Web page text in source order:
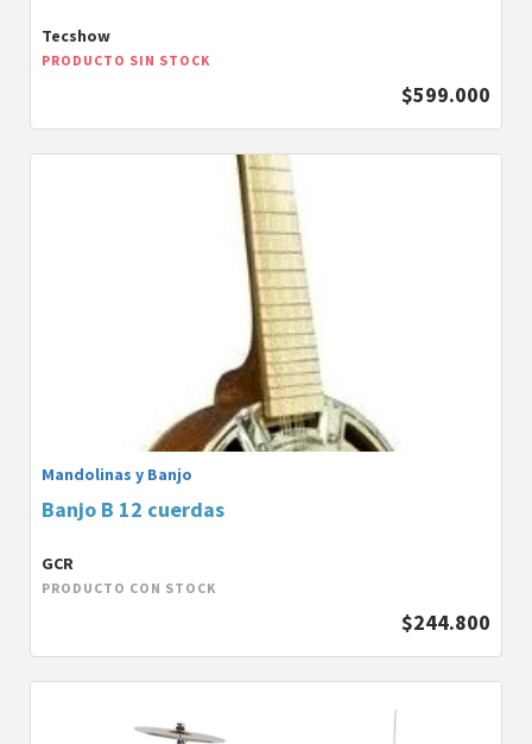
Tecshow
PRODUCTO SIN STOCK
$599.000
Mandolinas y Banjo
Banjo B 12 cuerdas
GCR
PRODUCTO CON STOCK
$244.800